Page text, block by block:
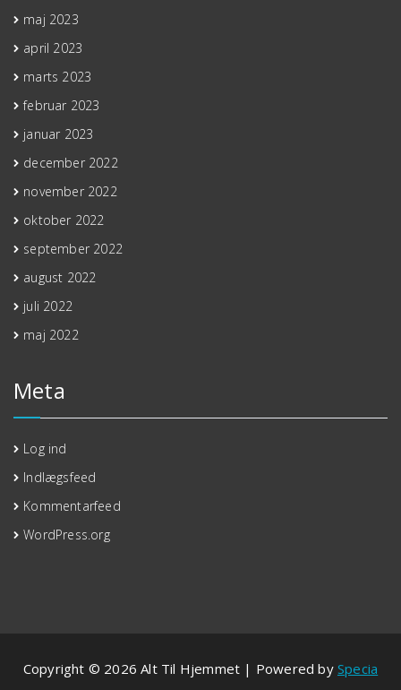
maj 2023
april 2023
marts 2023
februar 2023
januar 2023
december 2022
november 2022
oktober 2022
september 2022
august 2022
juli 2022
maj 2022
Meta
Log ind
Indlægsfeed
Kommentarfeed
WordPress.org
Copyright © 2026 Alt Til Hjemmet | Powered by Specia